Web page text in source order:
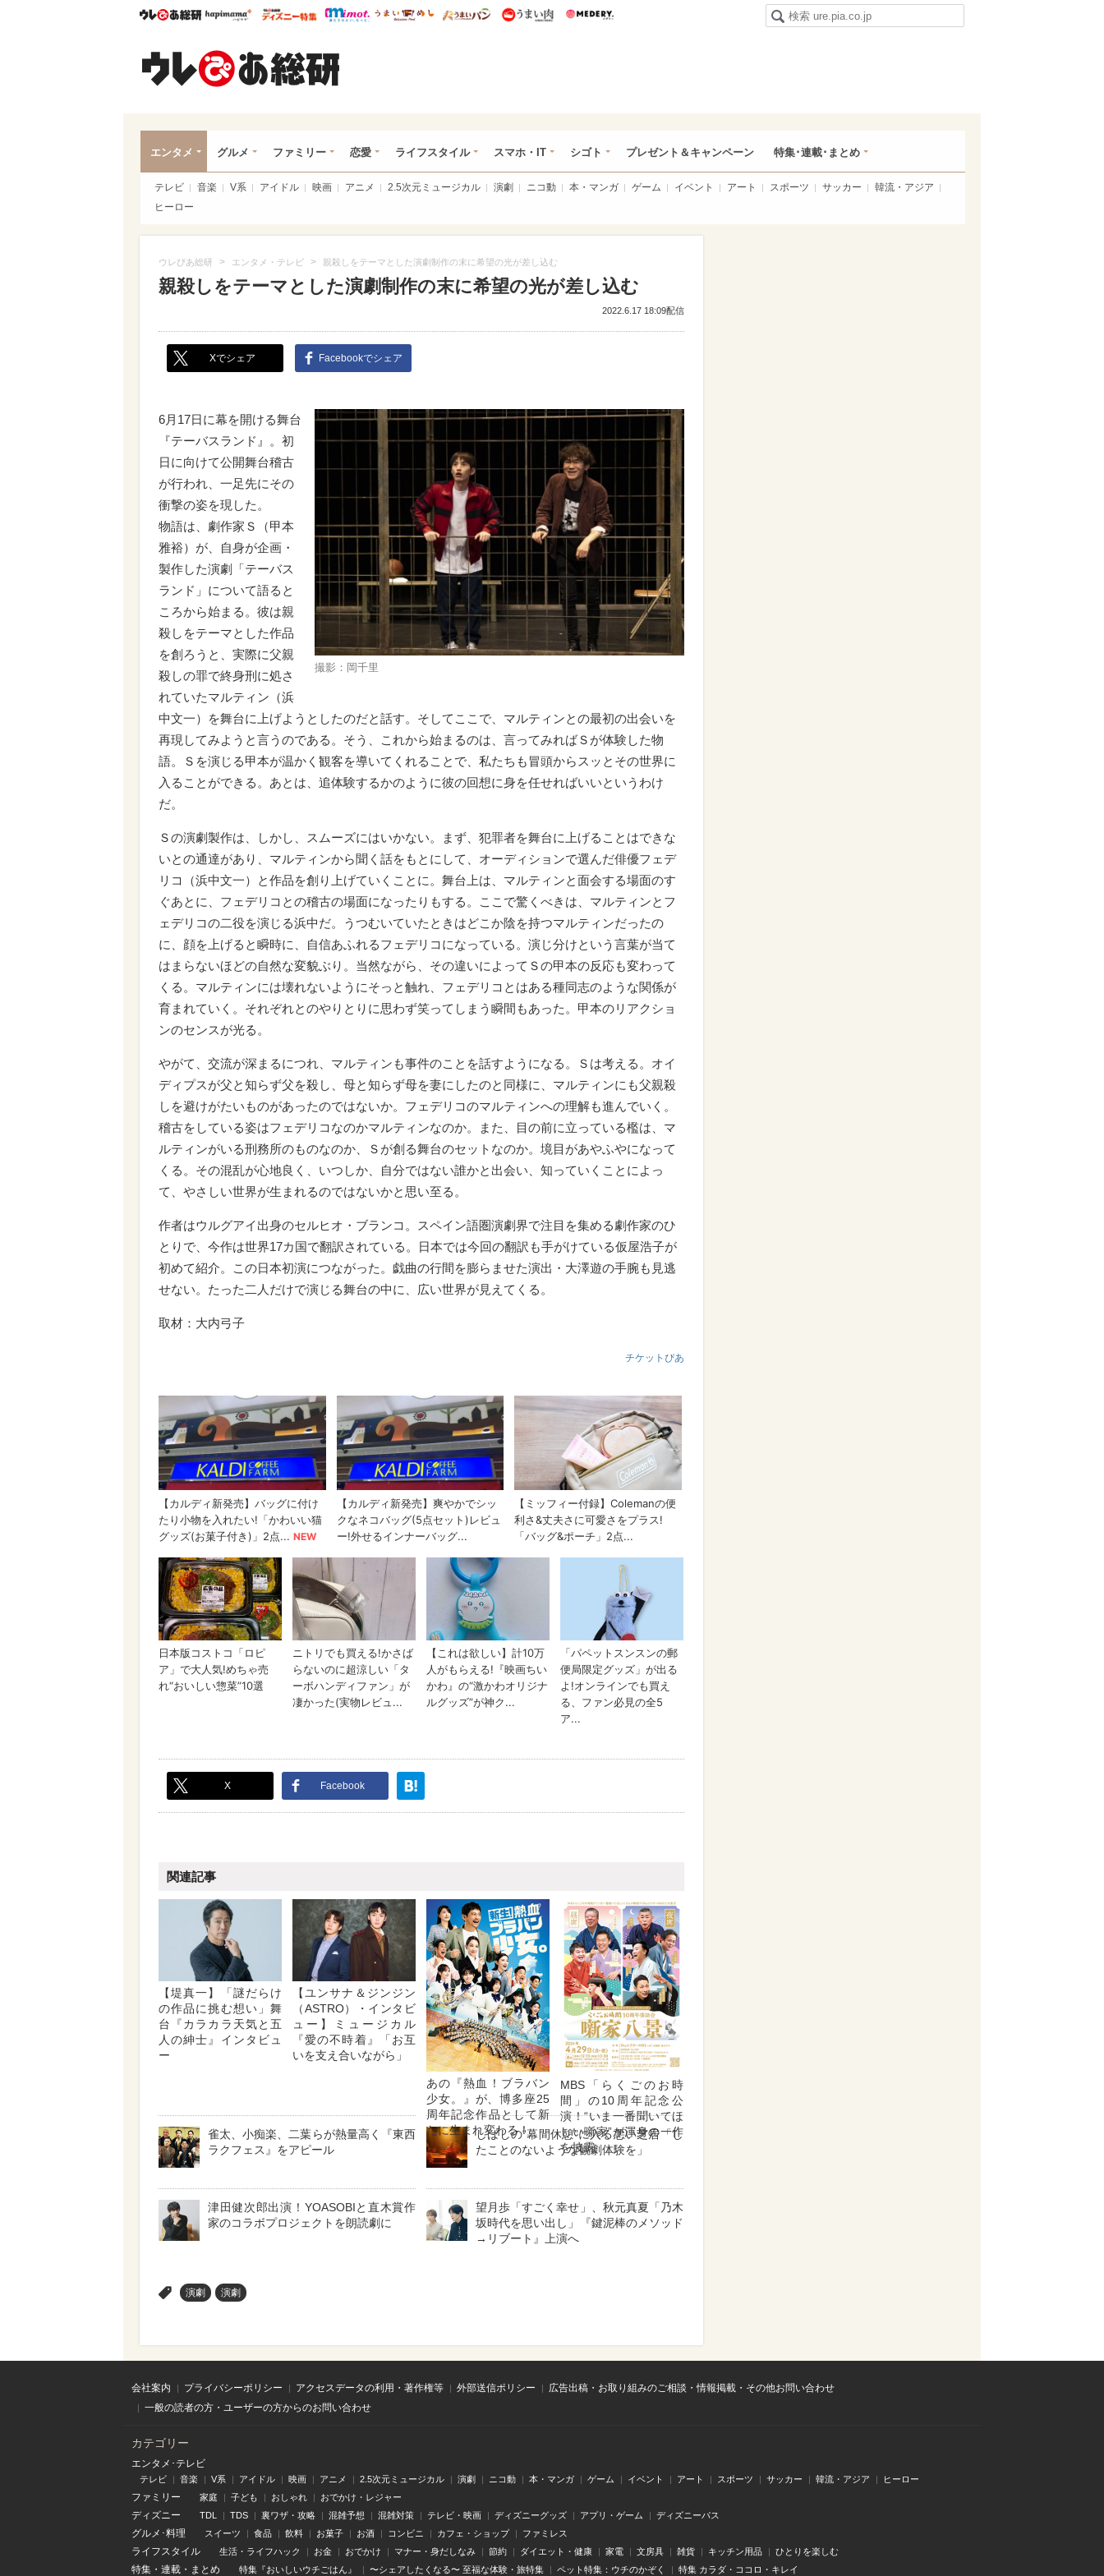
ウレぴあ総研ハピママ* ウレぴあ総研 ディズニー特集
mimot. うまいめし うまいパン うまい肉
エンタメ グルメ ファミリー 恋愛 ライフスタイル スマホ・IT シゴト プレゼント＆キャンペーン 特集･連載･まとめ
テレビ 音楽 V系 アイドル 映画 アニメ 2.5次元ミュージカル 演劇 ニコ動 本・マンガ ゲーム イベント アート スポーツ サッカー
韓流・アジア
ヒーロー
ウレぴあ総研 > エンタメ・テレビ > 親殺しをテーマとした演劇制作の末に希望の光が差し込む
親殺しをテーマとした演劇制作の末に希望の光が差し込む
2022.6.17 18:09配信
Xでシェア Facebookでシェア
撮影：岡千里
6月17日に幕を開ける舞台
『テーバスランド』。初
日に向けて公開舞台稽古
が行われ、一足先にその
衝撃の姿を現した。
物語は、劇作家Ｓ（甲本
雅裕）が、自身が企画・
製作した演劇「テーバス
ランド」について語ると
ころから始まる。彼は親
殺しをテーマとした作品
を創ろうと、実際に父親
殺しの罪で終身刑に処さ
れていたマルティン（浜
中文一）を舞台に上げようとしたのだと話す。そしてここで、マルティンとの最初の出会いを
再現してみようと言うのである。そう、これから始まるのは、言ってみればＳが体験した物
語。Ｓを演じる甲本が温かく観客を導いてくれることで、私たちも冒頭からスッとその世界に
入ることができる。あとは、追体験するかのように彼の回想に身を任せればいいというわけ
だ。
Ｓの演劇製作は、しかし、スムーズにはいかない。まず、犯罪者を舞台に上げることはできな
いとの通達があり、マルティンから聞く話をもとにして、オーディションで選んだ俳優フェデ
リコ（浜中文一）と作品を創り上げていくことに。舞台上は、マルティンと面会する場面のす
ぐあとに、フェデリコとの稽古の場面になったりもする。ここで驚くべきは、マルティンとフ
ェデリコの二役を演じる浜中だ。うつむいていたときはどこか陰を持つマルティンだったの
に、顔を上げると瞬時に、自信あふれるフェデリコになっている。演じ分けという言葉が当て
はまらないほどの自然な変貌ぶり。当然ながら、その違いによってＳの甲本の反応も変わって
くる。マルティンには壊れないようにそっと触れ、フェデリコとはある種同志のような関係が
育まれていく。それぞれとのやりとりに思わず笑ってしまう瞬間もあった。甲本のリアクショ
ンのセンスが光る。
やがて、交流が深まるにつれ、マルティンも事件のことを話すようになる。Ｓは考える。オイ
ディプスが父と知らず父を殺し、母と知らず母を妻にしたのと同様に、マルティンにも父親殺
しを避けがたいものがあったのではないか。フェデリコのマルティンへの理解も進んでいく。
稽古をしている姿はフェデリコなのかマルティンなのか。また、目の前に立っている檻は、マ
ルティンがいる刑務所のものなのか、Ｓが創る舞台のセットなのか。境目があやふやになって
くる。その混乱が心地良く、いつしか、自分ではない誰かと出会い、知っていくことによっ
て、やさしい世界が生まれるのではないかと思い至る。
作者はウルグアイ出身のセルヒオ・ブランコ。スペイン語圏演劇界で注目を集める劇作家のひ
とりで、今作は世界17カ国で翻訳されている。日本では今回の翻訳も手がけている仮屋浩子が
初めて紹介。この日本初演につながった。戯曲の行間を膨らませた演出・大澤遊の手腕も見逃
せない。たった二人だけで演じる舞台の中に、広い世界が見えてくる。
取材：大内弓子
チケットぴあ
X Facebook
関連記事
【堤真一】「謎だらけ
の作品に挑む想い」舞
台『カラカラ天気と五
人の紳士』インタビュ
ー
【ユンサナ＆ジンジン
（ASTRO）・インタビ
ュー】ミュージカル
『愛の不時着』「お互
いを支え合いながら」
あの『熱血！ブラバン
少女。』が、博多座25
周年記念作品として新
たに生まれ変わる！
MBS「らくごのお時
間」の10周年記念公
演！“いま一番聞いてほ
しい噺家”が渾身の一作
を披露
雀太、小痴楽、二葉らが熱量高く『東西
ラクフェス』をアピール
しばしの“幕間休憩”に入る悪い芝居「し
たことのないような観劇体験を」
津田健次郎出演！YOASOBIと直木賞作
家のコラボプロジェクトを朗読劇に
望月歩「すごく幸せ」、秋元真夏「乃木
坂時代を思い出し」『鍵泥棒のメソッド
→リブート』上演へ
演劇 演劇
会社案内 プライバシーポリシー アクセスデータの利用・著作権等 外部送信ポリシー
広告出稿・お取り組みのご相談・情報掲載・その他お問い合わせ
一般の読者の方・ユーザーの方からのお問い合わせ
カテゴリー
エンタメ･テレビ
テレビ 音楽 V系 アイドル 映画 アニメ 2.5次元ミュージカル 演劇 ニコ動 本・マンガ ゲーム イベント アート スポーツ サッカー 韓流・アジア ヒーロー
ファミリー 家庭 子ども おしゃれ おでかけ・レジャー
ディズニー TDL TDS 裏ワザ・攻略 混雑予想 混雑対策 テレビ・映画 ディズニーグッズ アプリ・ゲーム ディズニーパス
グルメ･料理 スイーツ 食品 飲料 お菓子 お酒 コンビニ カフェ・ショップ ファミレス
ライフスタイル 生活・ライフハック お金 おでかけ マナー・身だしなみ 節約 ダイエット・健康 家電 文房具 雑貨 キッチン用品 ひとりを楽しむ
特集 ・ 連載 ・ まとめ 特集『おいしいウチごはん』 〜シェアしたくなる〜 至福な体験・旅特集 ペット特集：ウチのかぞく 特集 カラダ・ココロ・キレイ